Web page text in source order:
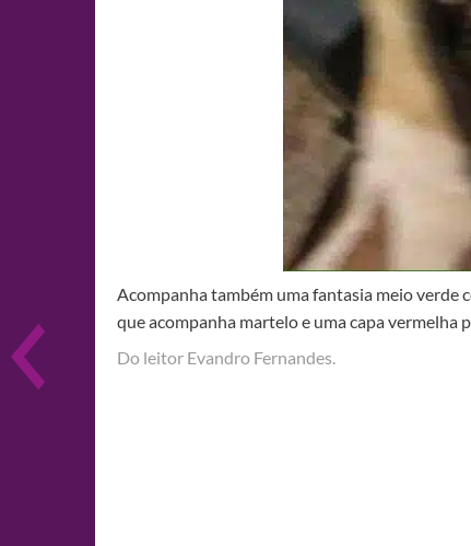
Acompanha também uma fantasia meio verde
que acompanha martelo e uma capa
Do leitor Evandro Fernandes.